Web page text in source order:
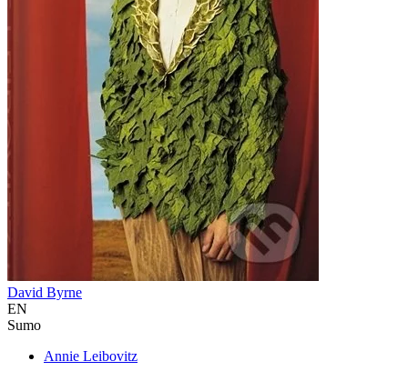
David Byrne
EN
Sumo
Annie Leibovitz